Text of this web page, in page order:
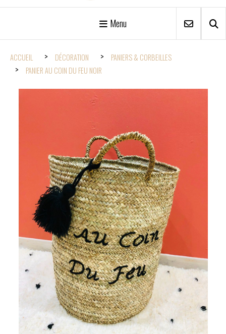
Menu
ACCUEIL DÉCORATION
PANIERS & CORBEILLES
PANIER AU COIN DU FEU NOIR